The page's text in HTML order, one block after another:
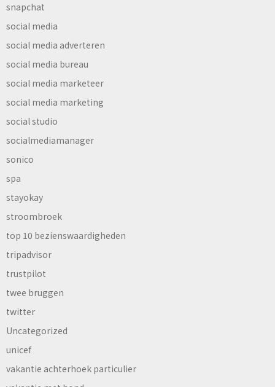
snapchat
social media
social media adverteren
social media bureau
social media marketeer
social media marketing
social studio
socialmediamanager
sonico
spa
stayokay
stroombroek
top 10 bezienswaardigheden
tripadvisor
trustpilot
twee bruggen
twitter
Uncategorized
unicef
vakantie achterhoek particulier